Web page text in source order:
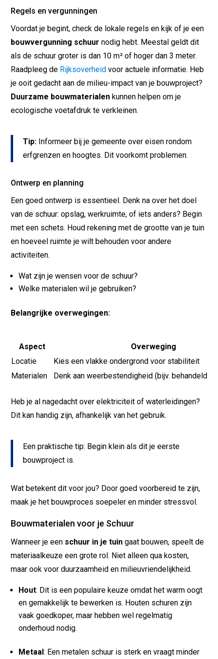
Regels en vergunningen
Voordat je begint, check de lokale regels en kijk of je een
bouwvergunning schuur nodig hebt. Meestal geldt dit
als de schuur groter is dan 10 m² of hoger dan 3 meter.
Raadpleeg de Rijksoverheid voor actuele informatie. Heb
je ooit gedacht aan de milieu-impact van je bouwproject?
Duurzame bouwmaterialen kunnen helpen om je
ecologische voetafdruk te verkleinen.
Tip: Informeer bij je gemeente over eisen rondom
erfgrenzen en hoogtes. Dit voorkomt problemen.
Ontwerp en planning
Een goed ontwerp is essentieel. Denk na over het doel
van de schuur: opslag, werkruimte, of iets anders? Begin
met een schets. Houd rekening met de grootte van je tuin
en hoeveel ruimte je wilt behouden voor andere
activiteiten.
Wat zijn je wensen voor de schuur?
Welke materialen wil je gebruiken?
Belangrijke overwegingen:
Aspect
Overweging
Locatie
Kies een vlakke ondergrond voor stabiliteit
Materialen
Denk aan weerbestendigheid (bijv. behandeld
Heb je al nagedacht over elektriciteit of waterleidingen?
Dit kan handig zijn, afhankelijk van het gebruik.
Een praktische tip: Begin klein als dit je eerste
bouwproject is.
Wat betekent dit voor jou? Door goed voorbereid te zijn,
maak je het bouwproces soepeler en minder stressvol.
Bouwmaterialen voor je Schuur
Wanneer je een schuur in je tuin gaat bouwen, speelt de
materiaalkeuze een grote rol. Niet alleen qua kosten,
maar ook voor duurzaamheid en milieuvriendelijkheid.
Hout: Dit is een populaire keuze omdat het warm oogt
en gemakkelijk te bewerken is. Houten schuren zijn
vaak goedkoper, maar hebben wel regelmatig
onderhoud nodig.
Metaal: Een metalen schuur is sterk en vraagt minder